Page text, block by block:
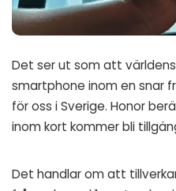
Det ser ut som att
smartphone inom en snar
för oss i Sverige. Honor
inom kort kommer bli
Det handlar om att